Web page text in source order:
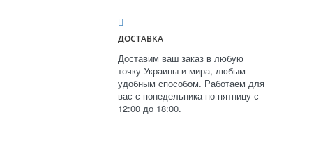
ДОСТАВКА
Доставим ваш заказ в любую
точку Украины и мира, любым
удобным способом. Работаем для
вас с понедельника по пятницу с
12:00 до 18:00.